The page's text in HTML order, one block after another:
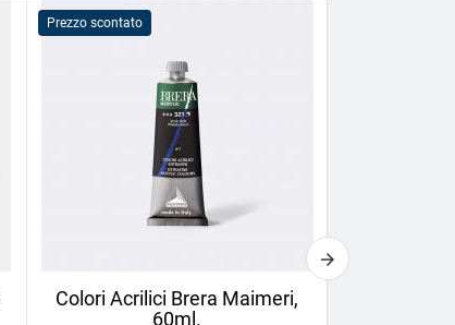
Prezzo scontato
Colori Acrilici Brera Maimeri,
60ml.